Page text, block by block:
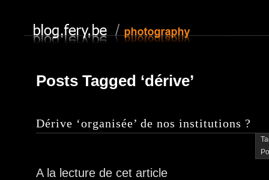
Posts Tagged ‘dérive’
Dérive ‘organisée’ de nos institutions ?
A la lecture de cet article